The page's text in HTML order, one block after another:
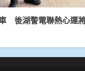
後湖警電聯熱心運